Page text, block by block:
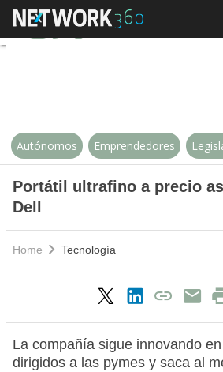
Portátil
Autónomos Emprendedores
Portátil ultrafino a precio
Dell
Home Tecnología
La compañía sigue innovando
dirigidos a las pymes y saca al